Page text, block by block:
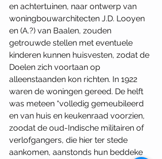
en achtertuinen, naar ontwerp van
woningbouwarchitecten J.D. Looyen
en (A.?) van Baalen, zouden
getrouwde stellen met eventuele
kinderen kunnen huisvesten, zodat de
Doelen zich voortaan op
alleenstaanden kon richten. In 1922
waren de woningen gereed. De helft
was meteen “volledig gemeubileerd
en van huis en keukenraad voorzien,
zoodat de oud-Indische militairen of
verlofgangers, die hier ter stede
aankomen, aanstonds hun beddeke